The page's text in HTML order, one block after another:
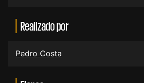
Realizado por
Pedro Costa